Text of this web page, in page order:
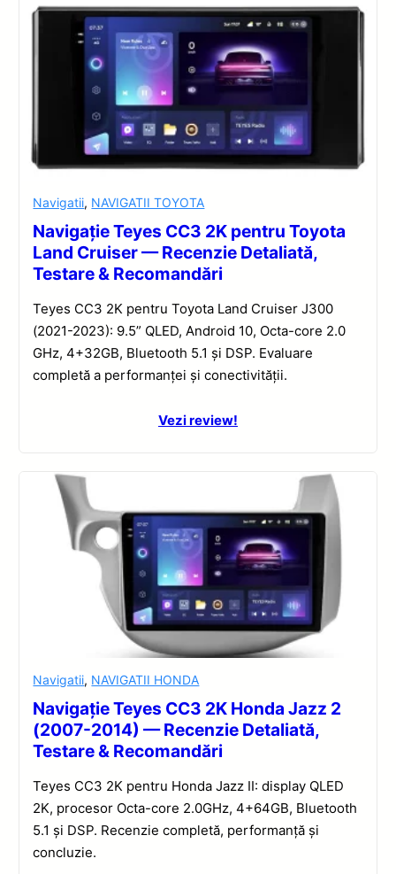
Navigatii, NAVIGATII TOYOTA
Navigație Teyes CC3 2K pentru Toyota
Land Cruiser — Recenzie Detaliată,
Testare & Recomandări
Teyes CC3 2K pentru Toyota Land Cruiser J300
(2021-2023): 9.5” QLED, Android 10, Octa-core 2.0
GHz, 4+32GB, Bluetooth 5.1 și DSP. Evaluare
completă a performanței și conectivității.
Vezi review!
Navigatii, NAVIGATII HONDA
Navigație Teyes CC3 2K Honda Jazz 2
(2007-2014) — Recenzie Detaliată,
Testare & Recomandări
Teyes CC3 2K pentru Honda Jazz II: display QLED
2K, procesor Octa-core 2.0GHz, 4+64GB, Bluetooth
5.1 și DSP. Recenzie completă, performanță și
concluzie.